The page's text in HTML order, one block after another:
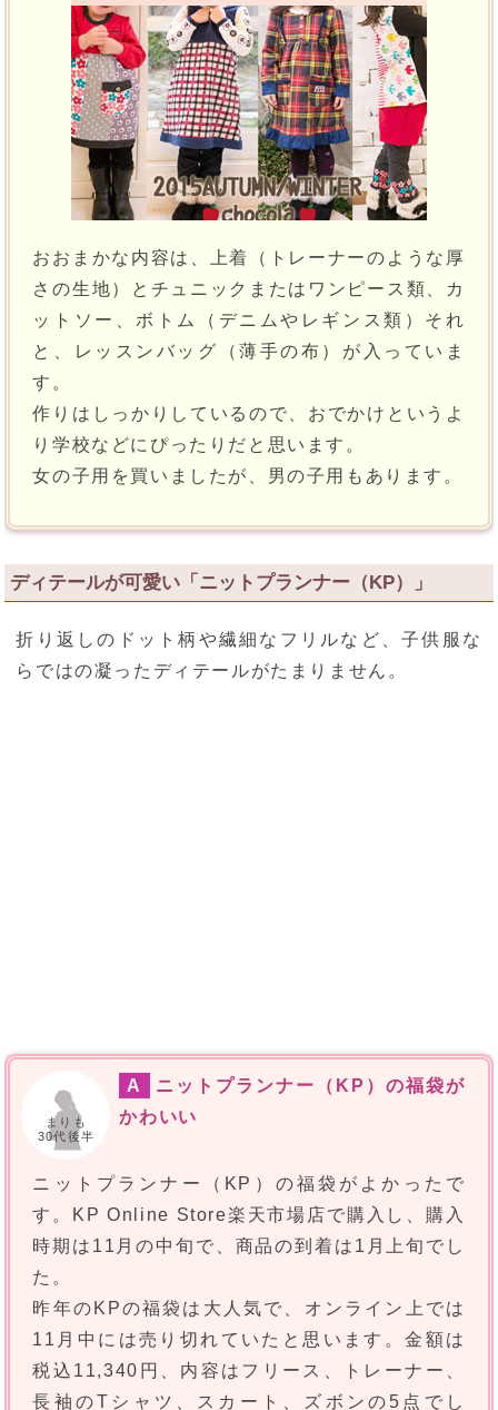
おおまかな内容は、上着（トレーナーのような厚
さの生地）とチュニックまたはワンピース類、カ
ットソー、ボトム（デニムやレギンス類）それ
と、レッスンバッグ（薄手の布）が入っていま
す。
作りはしっかりしているので、おでかけというよ
り学校などにぴったりだと思います。
女の子用を買いましたが、男の子用もあります。
ディテールが可愛い「ニットプランナー（KP）」
折り返しのドット柄や繊細なフリルなど、子供服な
らではの凝ったディテールがたまりません。
まりも
30代後半
A
ニットプランナー（KP）の福袋が
かわいい
ニットプランナー（KP）の福袋がよかったで
す。KP Online Store楽天市場店で購入し、購入
時期は11月の中旬で、商品の到着は1月上旬でし
た。
昨年のKPの福袋は大人気で、オンライン上では
11月中には売り切れていたと思います。金額は
税込11,340円、内容はフリース、トレーナー、
長袖のTシャツ、スカート、ズボンの5点でし